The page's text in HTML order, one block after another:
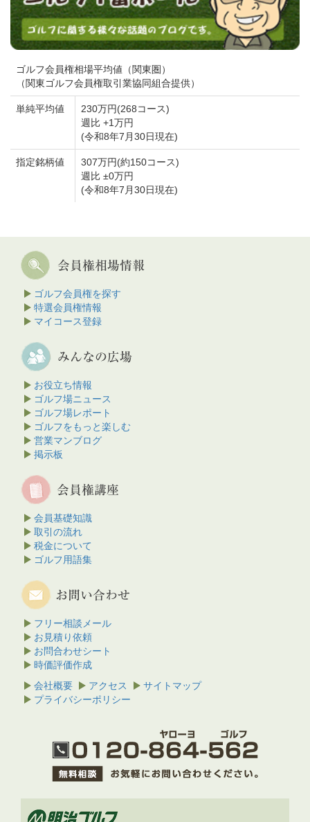
ゴルフ会員権相場平均値（関東圏）
（関東ゴルフ会員権取引業協同組合提供）
単純平均値
230万円(268コース)
週比 +1万円
(令和8年7月30日現在)
指定銘柄値
307万円(約150コース)
週比 ±0万円
(令和8年7月30日現在)
ゴルフ会員権を探す
特選会員権情報
マイコース登録
お役立ち情報
ゴルフ場ニュース
ゴルフ場レポート
ゴルフをもっと楽しむ
営業マンブログ
掲示板
会員基礎知識
取引の流れ
税金について
ゴルフ用語集
フリー相談メール
お見積り依頼
お問合わせシート
時価評価作成
会社概要
アクセス
サイトマップ
プライバシーポリシー